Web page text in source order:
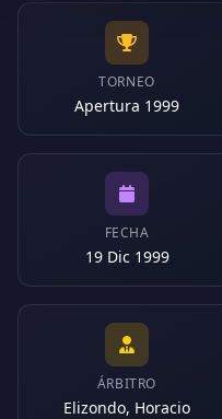
TORNEO
Apertura 1999
FECHA
19 Dic 1999
ÁRBITRO
Elizondo, Horacio